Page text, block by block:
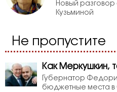
Новый
Кузьминой
Не пропустите
Как Меркушкин,
Губернатор
бюджетные места в